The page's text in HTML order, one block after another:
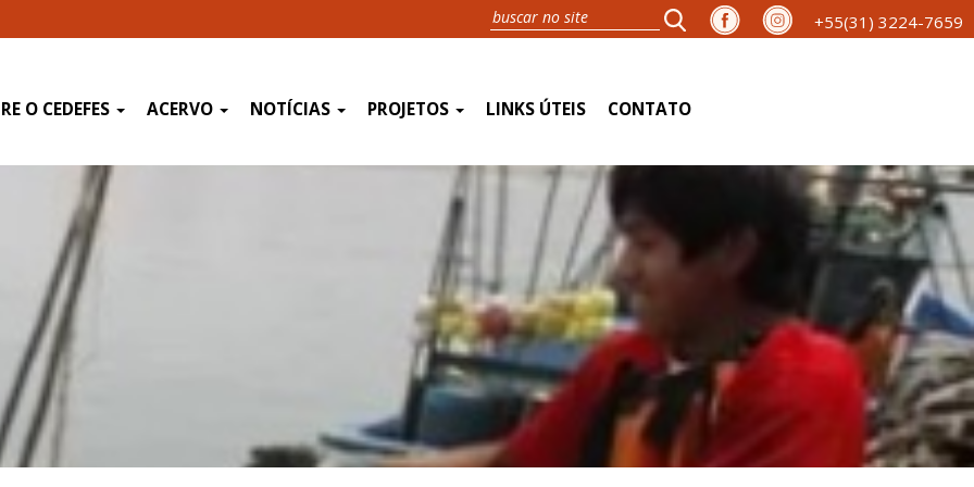
+55(31) 3224-7659
O CEDEFES ACERVO NOTÍCIAS PROJETOS LINKS ÚTEIS CONTATO